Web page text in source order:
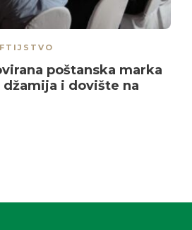
poštanska marka
džamija i dovište na